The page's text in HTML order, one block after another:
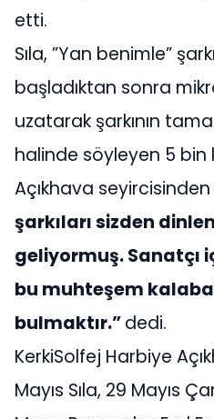
etti.
Sıla, ”Yan benimle”
başladıktan sonra
uzatarak şarkının
halinde söyleyen 5 bin
Açıkhava
şarkıları sizden
geliyormuş. Sanatçı
bu muhteşem
bulmaktır.”dedi.
KerkiSolfej Harbiye
Mayıs Sıla, 29 Mayıs